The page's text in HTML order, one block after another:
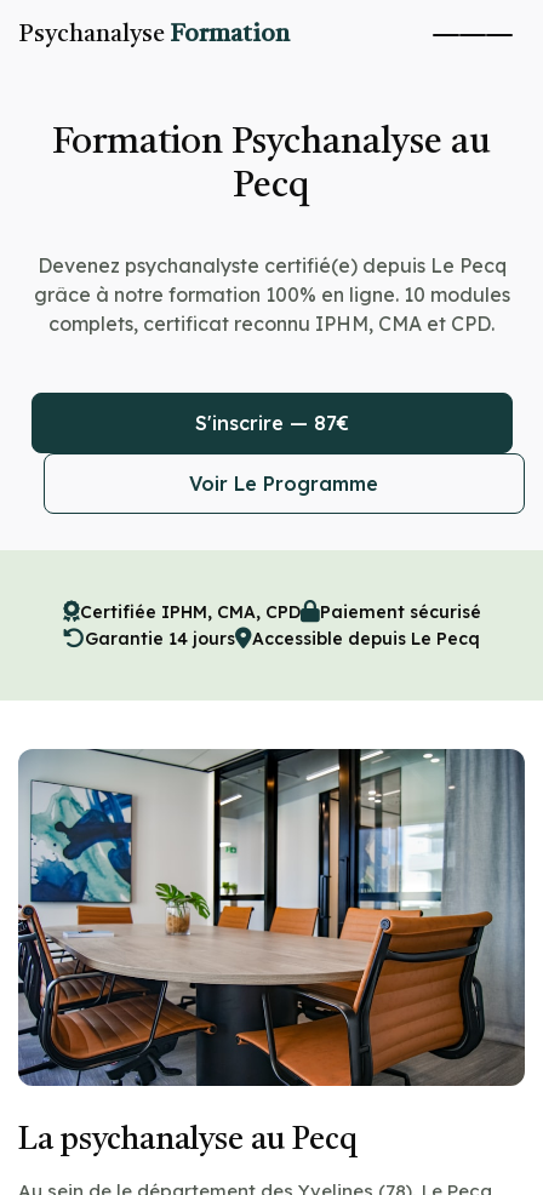
Psychanalyse Formation
Formation Psychanalyse au
Pecq
Devenez psychanalyste certifié(e) depuis Le Pecq
grâce à notre formation 100% en ligne. 10 modules
complets, certificat reconnu IPHM, CMA et CPD.
S'inscrire — 87€
Voir Le Programme
Certifiée IPHM, CMA, CPD
Paiement sécurisé
Garantie 14 jours
Accessible depuis Le Pecq
La psychanalyse au Pecq